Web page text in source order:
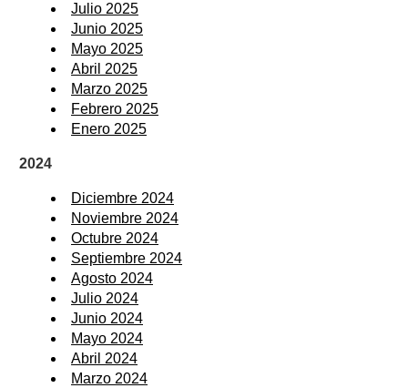
Julio 2025
Junio 2025
Mayo 2025
Abril 2025
Marzo 2025
Febrero 2025
Enero 2025
2024
Diciembre 2024
Noviembre 2024
Octubre 2024
Septiembre 2024
Agosto 2024
Julio 2024
Junio 2024
Mayo 2024
Abril 2024
Marzo 2024